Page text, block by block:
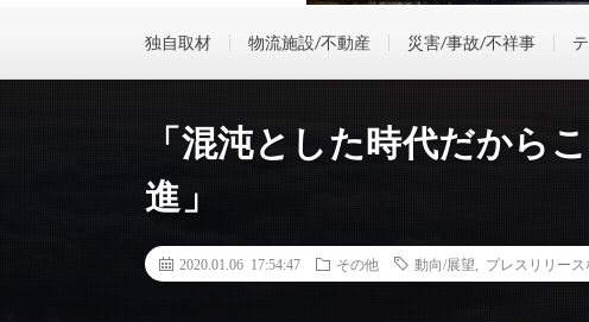
独自取材 物流施設/不動産 災害/事故/不祥事
「混沌とした時代だから
進」
2020.01.06 17:54:47 その他 動向/展望 プレスリリース